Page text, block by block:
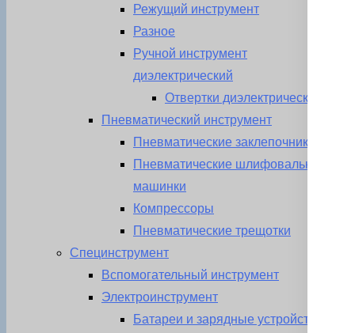
Режущий инструмент
Разное
Ручной инструмент
диэлектрический
Отвертки диэлектрические
Пневматический инструмент
Пневматические заклепочники
Пневматические шлифовальные
машинки
Компрессоры
Пневматические трещотки
Специнструмент
Вспомогательный инструмент
Электроинструмент
Батареи и зарядные устройства